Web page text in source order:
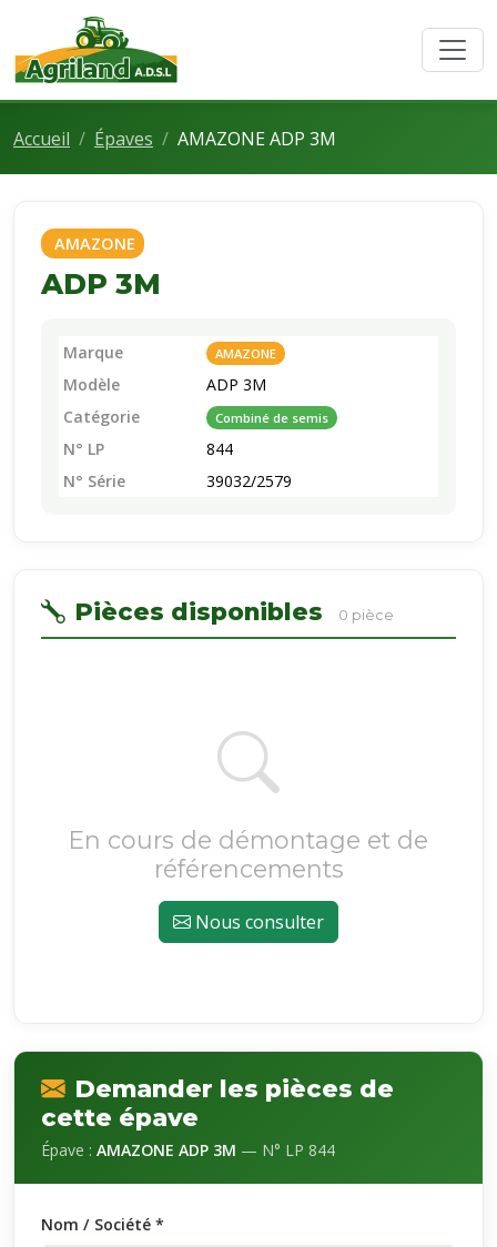
Accueil Épaves AMAZONE ADP 3M
AMAZONE
ADP 3M
Marque AMAZONE
Modèle
ADP 3M
Catégorie
Combiné de semis
N° LP
844
N° Série
39032/2579
Pièces disponibles 0 pièce
En cours de démontage et de
référencements
Nous consulter
Demander les pièces de
cette épave
Épave : AMAZONE ADP 3M — N° LP 844
Nom / Société *